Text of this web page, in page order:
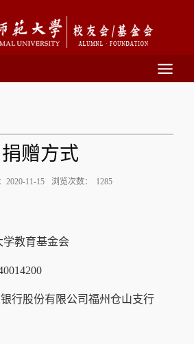
捐赠方式
2020-11-15 浏览次数： 1285
教育基金会
行股份有限公司福州仓山支行